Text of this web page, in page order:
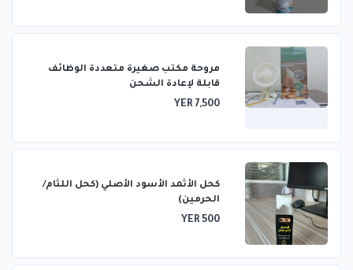
مروحة مكتب صغيرة متعددة الوظائف
قابلة لإعادة الشحن
YER 7,500
كحل الأثمد الأسود الأصلي (كحل اللثام/
الحرمين)
YER 500